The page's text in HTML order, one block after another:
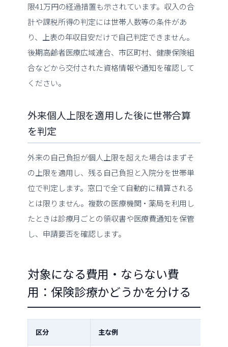
限41万円の経過措置も示されています。収入の合
計や課税所得の判定には世帯人数等の条件があ
り、上表の年収目安だけで自己判定できません。
後期高齢者医療広域連合、市区町村、健康保険組
合などから交付された資格情報や通知を確認して
ください。
外来個人上限を適用した後に世帯合算
を判定
外来の自己負担が個人上限を超えた場合はまずそ
の上限を適用し、残る自己負担と入院分を世帯単
位で判定します。窓口で全て自動的に精算される
とは限りません。複数の医療機関・薬局を利用し
たときは診療月ごとの領収書や医療費通知を保管
し、申請要否を確認します。
対象になる費用・ならない費
用：保険診療かどうかを分ける
区分 主な例